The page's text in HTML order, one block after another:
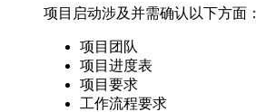
项目启动涉及并需确认以下方面：
项目团队
项目进度表
项目要求
工作流程要求